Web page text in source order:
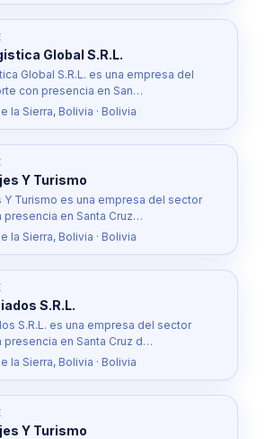
Global S.R.L.
Global S.R.L. es una empresa del
con presencia en San…
la Sierra, Bolivia · Bolivia
Y Turismo
Y Turismo es una empresa del sector
presencia en Santa Cruz…
la Sierra, Bolivia · Bolivia
S.R.L.
S.R.L. es una empresa del sector
presencia en Santa Cruz d…
la Sierra, Bolivia · Bolivia
Y Turismo